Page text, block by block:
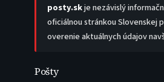
posty.skje nezávislý
oficiálnou stránkou Slovenskej
overenie aktuálnych údajov
Pošty